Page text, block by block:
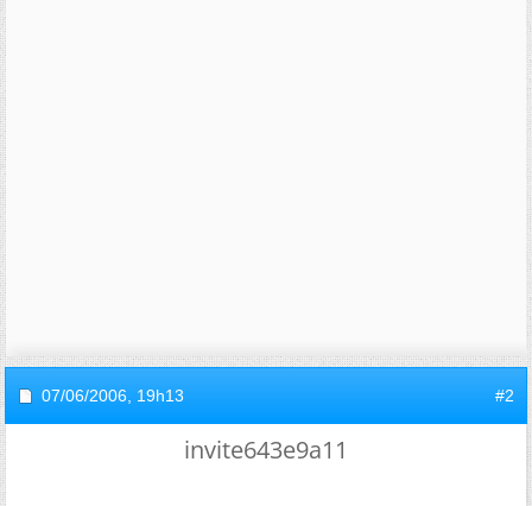
07/06/2006, 19h13 #2
invite643e9a11